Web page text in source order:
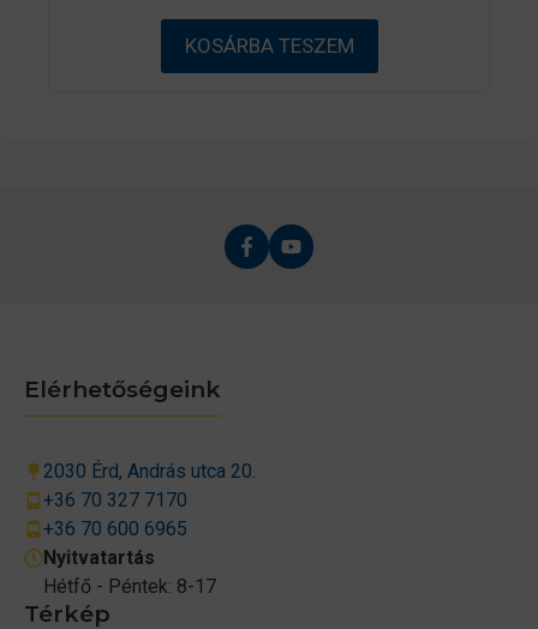
b
ő
l
KOSÁRBA TESZEM
Térkép
Elérhetőségeink
2030 Érd, András utca 20.
+36 70 327 7170
+36 70 600 6965
Nyitvatartás
Hétfő - Péntek: 8-17